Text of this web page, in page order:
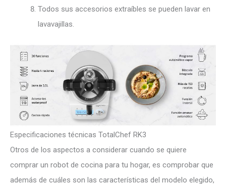
Todos sus accesorios extraíbles se pueden lavar en
lavavajillas.
Especificaciones técnicas TotalChef RK3
Otros de los aspectos a considerar cuando se quiere
comprar un robot de cocina para tu hogar, es comprobar que
además de cuáles son las características del modelo elegido,